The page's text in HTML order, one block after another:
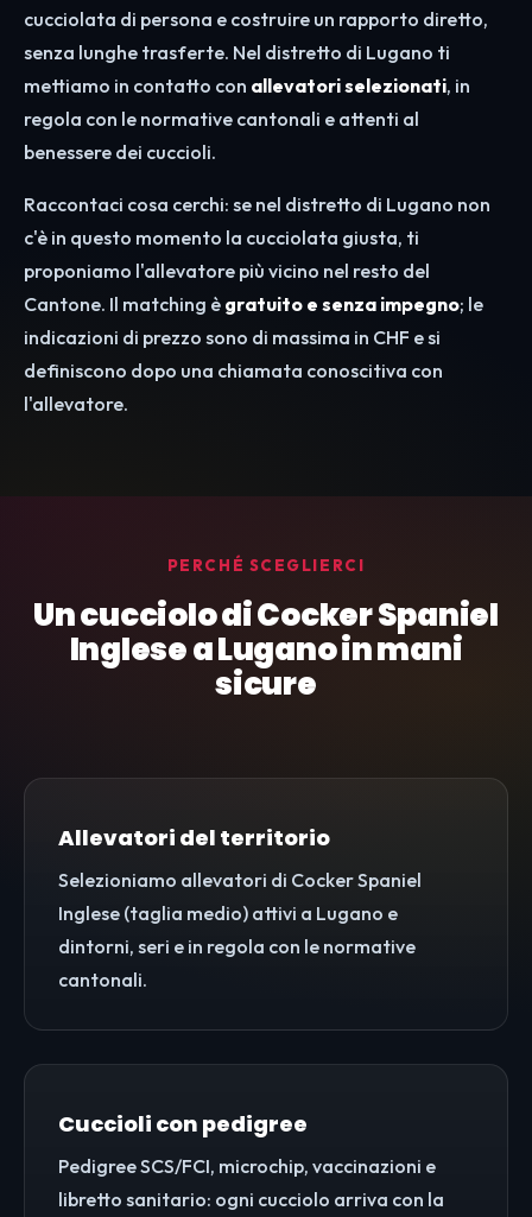
cucciolata di persona e costruire un rapporto diretto,
senza lunghe trasferte. Nel distretto di Lugano ti
mettiamo in contatto con allevatori selezionati, in
regola con le normative cantonali e attenti al
benessere dei cuccioli.
Raccontaci cosa cerchi: se nel distretto di Lugano non
c'è in questo momento la cucciolata giusta, ti
proponiamo l'allevatore più vicino nel resto del
Cantone. Il matching è gratuito e senza impegno; le
indicazioni di prezzo sono di massima in CHF e si
definiscono dopo una chiamata conoscitiva con
l'allevatore.
PERCHÉ SCEGLIERCI
Un cucciolo di Cocker Spaniel
Inglese a Lugano in mani
sicure
Allevatori del territorio
Selezioniamo allevatori di Cocker Spaniel
Inglese (taglia medio) attivi a Lugano e
dintorni, seri e in regola con le normative
cantonali.
Cuccioli con pedigree
Pedigree SCS/FCI, microchip, vaccinazioni e
libretto sanitario: ogni cucciolo arriva con la